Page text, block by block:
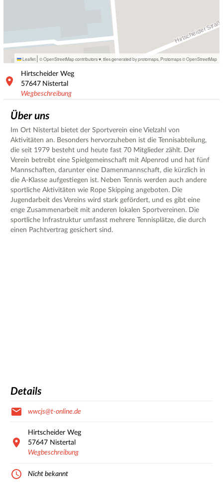
Leaflet | © OpenStreetMap contributors ♥, tiles generated by protomaps Protomaps©OpenStreetMap
Hirtscheider Weg
57647 Nistertal
Wegbeschreibung
Über uns
Im Ort Nistertal bietet der Sportverein eine Vielzahl von
Aktivitäten an. Besonders hervorzuheben ist die Tennisabteilung,
die seit 1979 besteht und heute fast 70 Mitglieder zählt. Der
Verein betreibt eine Spielgemeinschaft mit Alpenrod und hat fünf
Mannschaften, darunter eine Damenmannschaft, die kürzlich in
die A-Klasse aufgestiegen ist. Neben Tennis werden auch andere
sportliche Aktivitäten wie Rope Skipping angeboten. Die
Jugendarbeit des Vereins wird stark gefördert, und es gibt eine
enge Zusammenarbeit mit anderen lokalen Sportvereinen. Die
sportliche Infrastruktur umfasst mehrere Tennisplätze, die durch
einen Pachtvertrag gesichert sind.
Details
wwcjs@t-online.de
Hirtscheider Weg
57647 Nistertal
Wegbeschreibung
Nicht bekannt